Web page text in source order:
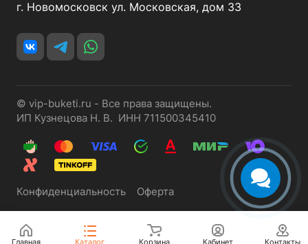
г. Новомосковск ул. Московская, дом 33
© vip-buketi.ru - Все права защищены.
ИП Кузнецова Н. В. ИНН 711500345410
Конфиденциальность Оферта